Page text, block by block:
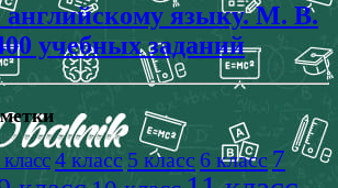
английскому языку. М. В.
учебных заданий
4 класс 5 класс 6 класс 7